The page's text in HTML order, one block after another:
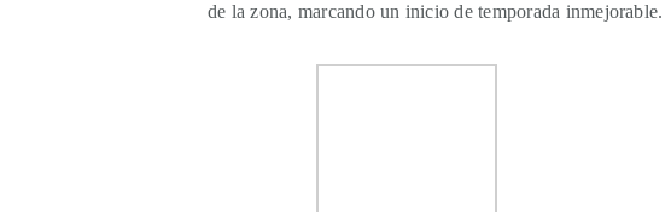
de la zona, marcando un inicio de temporada inmejorable.